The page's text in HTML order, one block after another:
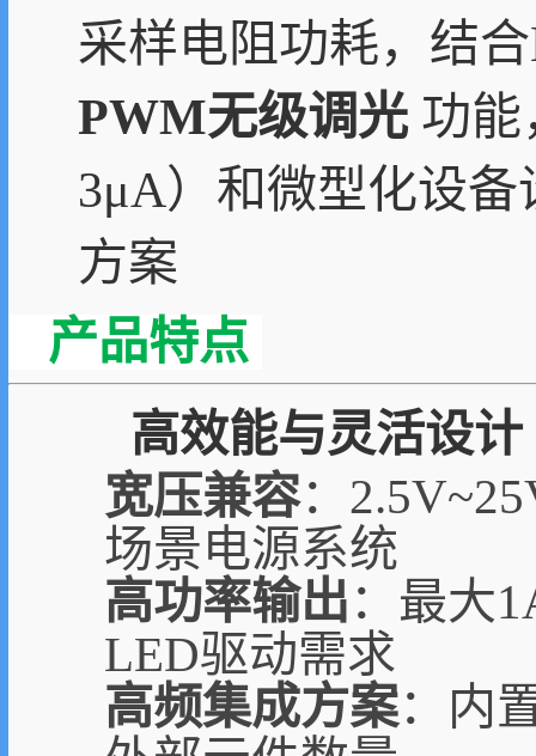
采样电阻功耗，结
PWM无级调光 功能
3μA）和微型化设
方案
产品特点
高效能与灵活设计
宽压兼容：
场景电源系统
高功率输出：最大
LED驱动需求
高频集成方案：内